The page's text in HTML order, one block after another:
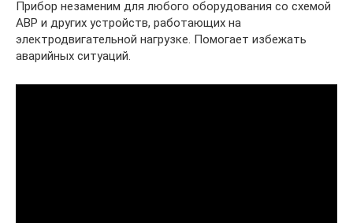
Прибор незаменим для любого оборудования со схемой
АВР и других устройств, работающих на
электродвигательной нагрузке. Помогает избежать
аварийных ситуаций.